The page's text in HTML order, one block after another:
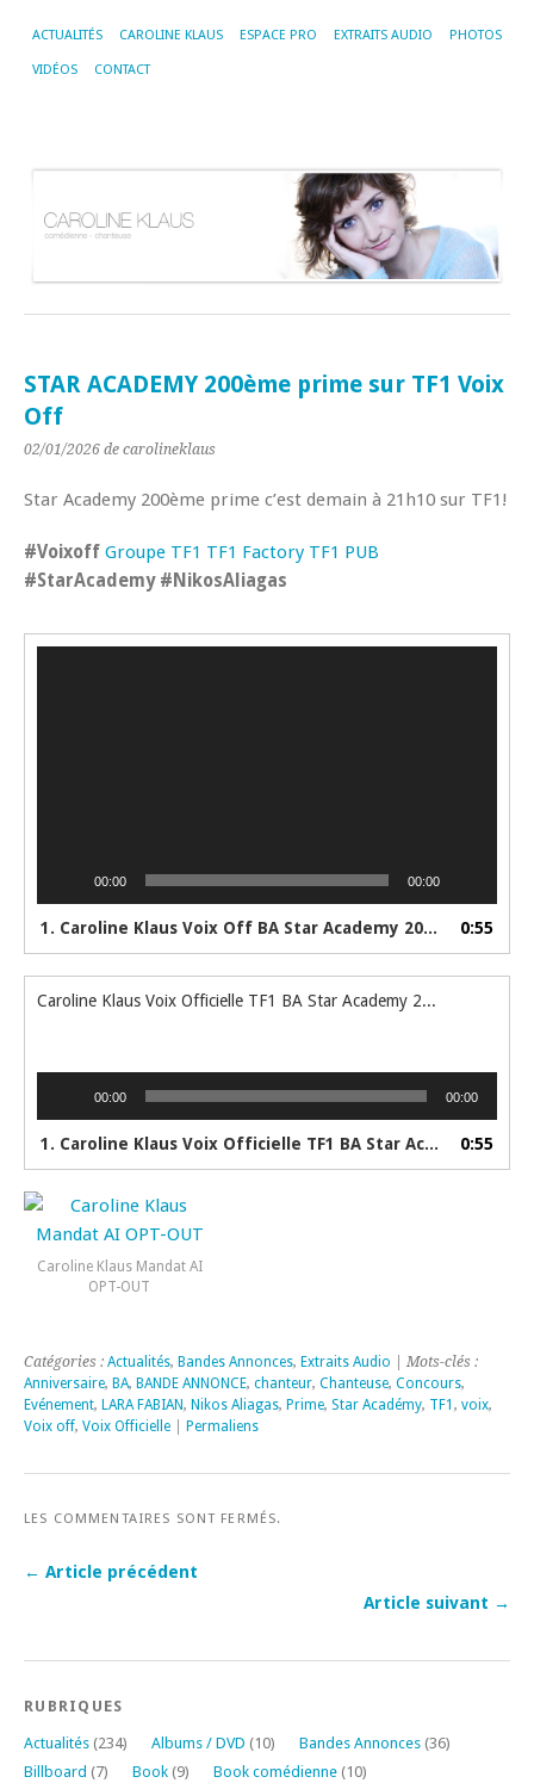
ACTUALITÉS CAROLINE KLAUS ESPACE PRO EXTRAITS AUDIO PHOTOS
VIDÉOS CONTACT
STAR ACADEMY 200ème prime sur TF1 Voix
Off
02/01/2026 de carolineklaus
Star Academy 200ème prime c’est demain à 21h10 sur TF1!
#Voixoff Groupe TF1 TF1 Factory TF1 PUB
#StarAcademy #NikosAliagas
00:00 00:00
1. Caroline Klaus Voix Off BA Star Academy 200ème Prime 03-01-2026 0:55
Caroline Klaus Voix Officielle TF1 BA Star Academy 200ème Prime 03-01-2026
00:00 00:00
1. Caroline Klaus Voix Officielle TF1 BA Star Academy 200ème Prime 03-01-2026 0:55
Caroline Klaus Mandat AI
OPT-OUT
Catégories : Actualités, Bandes Annonces, Extraits Audio | Mots-clés :
Anniversaire, BA, BANDE ANNONCE, chanteur, Chanteuse, Concours,
Evénement, LARA FABIAN, Nikos Aliagas, Prime, Star Académy, TF1 , voix,
Voix off, Voix Officielle Permaliens
LES COMMENTAIRES SONT FERMÉS.
← Article précédent
Article suivant →
RUBRIQUES
Actualités (234) Albums / DVD (10) Bandes Annonces (36)
Billboard (7) Book (9) Book comédienne (10)